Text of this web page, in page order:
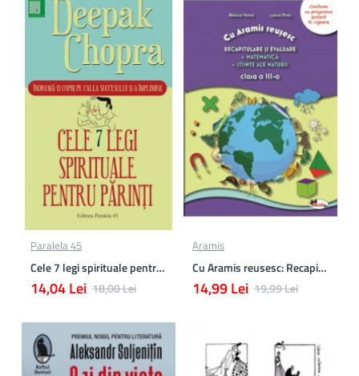
Paralela 45
Cele 7 legi spirituale pentru parinti
14,04 Lei 18,00 Lei
Aramis
Cu Aramis reusesc: Recapitulare si evaluare - Clasa a 3-a (Matematica si Stiinte ale naturii)
14,99 Lei 19,99 Lei